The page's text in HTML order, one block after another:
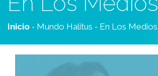
Inicio - Mundo Halitus - En Los Medios